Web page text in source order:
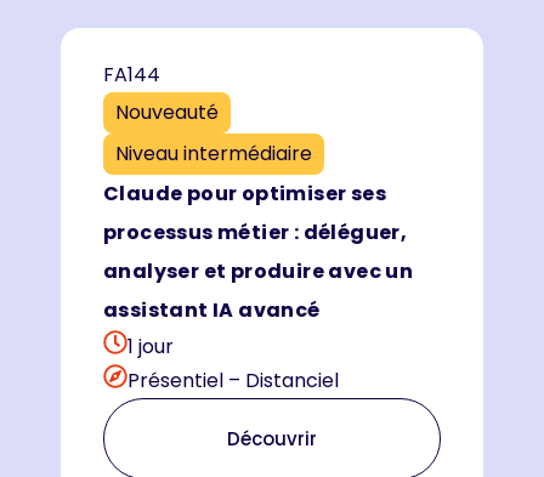
FA144
Nouveauté
Niveau intermédiaire
Claude pour optimiser ses
processus métier : déléguer,
analyser et produire avec un
assistant IA avancé
1 jour
Présentiel – Distanciel
Découvrir